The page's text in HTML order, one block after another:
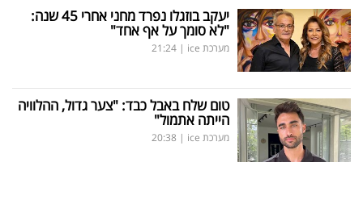
יעקב בוזגלו נפרד מחני אחרי 45 שנה:
"לא סומך על אף אחד"
מערכת ice |
21:24
טום שלח באבל כבד: "צער גדול, ההלוויה
הייתה אתמול"
מערכת ice |
20:38